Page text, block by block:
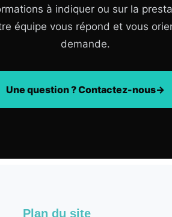
à indiquer ou sur la
équipe vous répond et vous
demande.
Une question ? Contactez-nous
Plan du site